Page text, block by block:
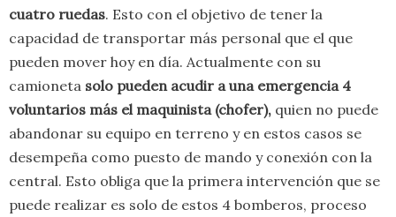
cuatro ruedas. Esto con el objetivo de tener la
capacidad de transportar más personal que el que
pueden mover hoy en día. Actualmente con su
camioneta solo pueden acudir a una emergencia 4
voluntarios más el maquinista (chofer), quien no puede
abandonar su equipo en terreno y en estos casos se
desempeña como puesto de mando y conexión con la
central. Esto obliga que la primera intervención que se
puede realizar es solo de estos 4 bomberos, proceso